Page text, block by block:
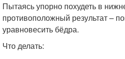
Пытаясь упорно похудеть в
противоположный результат –
уравновесить бёдра.
Что делать: